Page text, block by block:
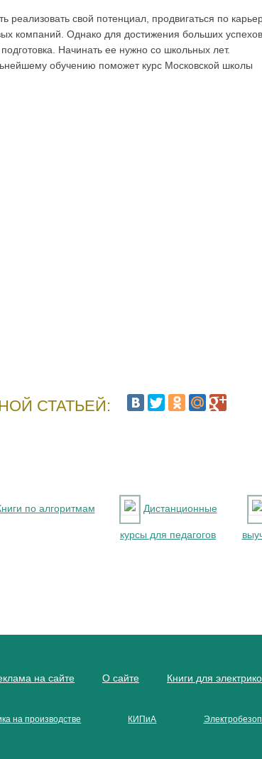
реализовать свой потенциал, продвигаться по
компаний. Однако для достижения больших
Начинать ее нужно со школьных лет.
обучению поможет курс Московской школы
СТАТЬЕЙ:
по алгоритмам Дистанционные
курсы для педагогов
на сайте О сайте Книги для
на производстве КИПиА